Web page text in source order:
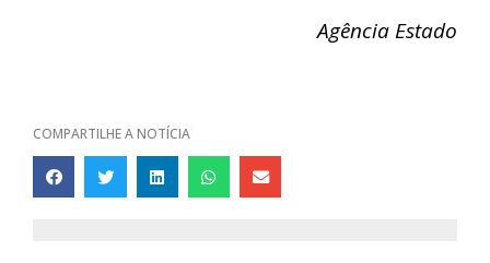
Agência Estado
COMPARTILHE A NOTÍCIA